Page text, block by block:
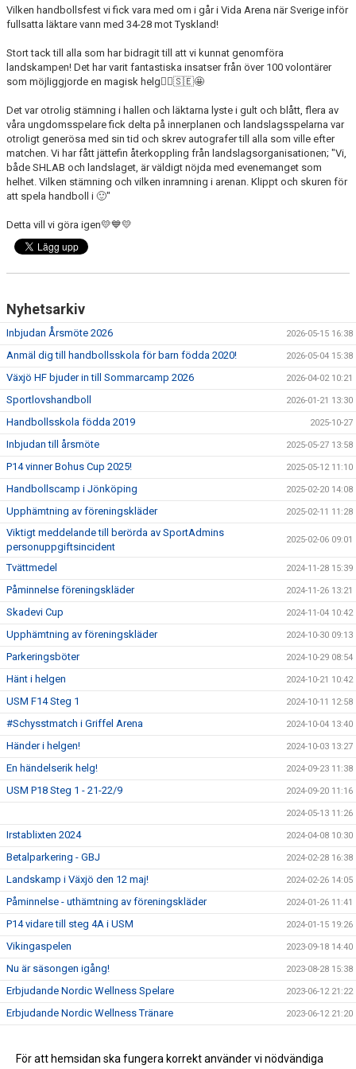
Vilken handbollsfest vi fick vara med om i går i Vida Arena när Sverige inför
fullsatta läktare vann med 34-28 mot Tyskland!
Stort tack till alla som har bidragit till att vi kunnat genomföra
landskampen! Det har varit fantastiska insatser från över 100 volontärer
som möjliggjorde en magisk helg🤾‍♂️🇸🇪🤩
Det var otrolig stämning i hallen och läktarna lyste i gult och blått, flera av
våra ungdomsspelare fick delta på innerplanen och landslagsspelarna var
otroligt generösa med sin tid och skrev autografer till alla som ville efter
matchen. Vi har fått jättefin återkoppling från landslagsorganisationen; "Vi,
både SHLAB och landslaget, är väldigt nöjda med evenemanget som
helhet. Vilken stämning och vilken inramning i arenan. Klippt och skuren för
att spela handboll i 🙂"
Detta vill vi göra igen💛💙💛
Nyhetsarkiv
Inbjudan Årsmöte 2026 2026-05-15 16:38
Anmäl dig till handbollsskola för barn födda 2020! 2026-05-04 15:38
Växjö HF bjuder in till Sommarcamp 2026 2026-04-02 10:21
Sportlovshandboll 2026-01-21 13:30
Handbollsskola födda 2019 2025-10-27
Inbjudan till årsmöte 2025-05-27 13:58
P14 vinner Bohus Cup 2025! 2025-05-12 11:10
Handbollscamp i Jönköping 2025-02-20 14:08
Upphämtning av föreningskläder 2025-02-11 11:28
Viktigt meddelande till berörda av SportAdmins
personuppgiftsincident
2025-02-06 09:01
Tvättmedel 2024-11-28 15:39
Påminnelse föreningskläder 2024-11-26 13:21
Skadevi Cup 2024-11-04 10:42
Upphämtning av föreningskläder 2024-10-30 09:13
Parkeringsböter 2024-10-29 08:54
Hänt i helgen 2024-10-21 10:42
USM F14 Steg 1 2024-10-11 12:58
#Schysstmatch i Griffel Arena 2024-10-04 13:40
Händer i helgen! 2024-10-03 13:27
En händelserik helg! 2024-09-23 11:38
USM P18 Steg 1 - 21-22/9 2024-09-20 11:16
2024-05-13 11:26
Irstablixten 2024 2024-04-08 10:30
Betalparkering - GBJ 2024-02-28 16:38
Landskamp i Växjö den 12 maj! 2024-02-26 14:05
Påminnelse - uthämtning av föreningskläder 2024-01-26 11:41
P14 vidare till steg 4A i USM 2024-01-15 19:26
Vikingaspelen 2023-09-18 14:40
Nu är säsongen igång! 2023-08-28 15:38
Erbjudande Nordic Wellness Spelare 2023-06-12 21:22
Erbjudande Nordic Wellness Tränare 2023-06-12 21:20
Ska du studera och vill spela handboll? 2022-05-01 11:00
För att hemsidan ska fungera korrekt använder vi nödvändiga